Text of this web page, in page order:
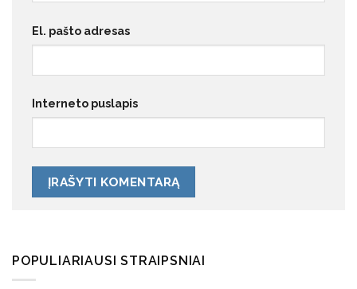
El. pašto adresas
Interneto puslapis
POPULIARIAUSI STRAIPSNIAI